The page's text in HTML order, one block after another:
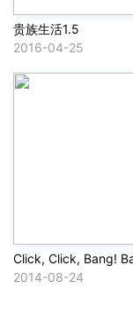
贵族生活1.5
2016-04-25
Click, Click, Bang!
2014-08-24